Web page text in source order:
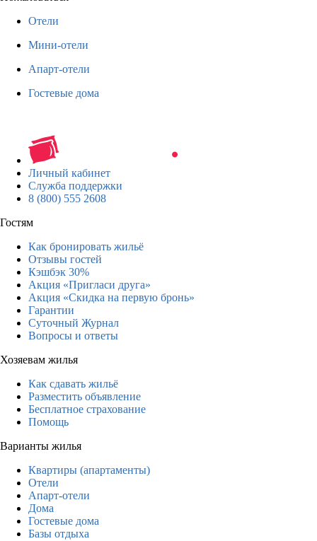
Отели
Мини-отели
Апарт-отели
Гостевые дома
Личный кабинет
Служба поддержки
8 (800) 555 2608
Гостям
Как бронировать жильё
Отзывы гостей
Кэшбэк 30%
Акция «Пригласи друга»
Акция «Скидка на первую бронь»
Гарантии
Суточный Журнал
Вопросы и ответы
Хозяевам жилья
Как сдавать жильё
Разместить объявление
Бесплатное страхование
Помощь
Варианты жилья
Квартиры (апартаменты)
Отели
Апарт-отели
Дома
Гостевые дома
Базы отдыха